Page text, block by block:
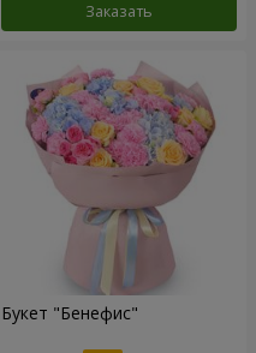
Заказать
Букет "Бенефис"